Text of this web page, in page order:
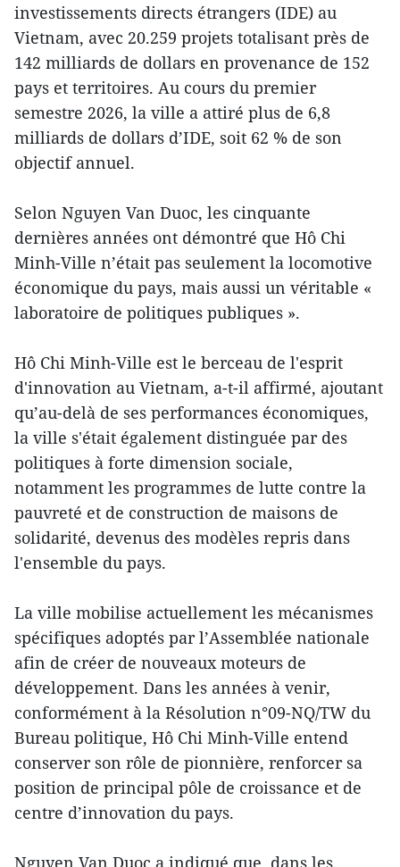
investissements directs étrangers (IDE) au
Vietnam, avec 20.259 projets totalisant près de
142 milliards de dollars en provenance de 152
pays et territoires. Au cours du premier
semestre 2026, la ville a attiré plus de 6,8
milliards de dollars d’IDE, soit 62 % de son
objectif annuel.
Selon Nguyen Van Duoc, les cinquante
dernières années ont démontré que Hô Chi
Minh-Ville n’était pas seulement la locomotive
économique du pays, mais aussi un véritable «
laboratoire de politiques publiques ».
Hô Chi Minh-Ville est le berceau de l'esprit
d'innovation au Vietnam, a-t-il affirmé, ajoutant
qu’au-delà de ses performances économiques,
la ville s'était également distinguée par des
politiques à forte dimension sociale,
notamment les programmes de lutte contre la
pauvreté et de construction de maisons de
solidarité, devenus des modèles repris dans
l'ensemble du pays.
La ville mobilise actuellement les mécanismes
spécifiques adoptés par l’Assemblée nationale
afin de créer de nouveaux moteurs de
développement. Dans les années à venir,
conformément à la Résolution n°09-NQ/TW du
Bureau politique, Hô Chi Minh-Ville entend
conserver son rôle de pionnière, renforcer sa
position de principal pôle de croissance et de
centre d’innovation du pays.
Nguyen Van Duoc a indiqué que, dans les